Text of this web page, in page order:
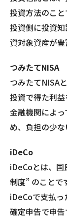
投資方法のこと
投資側に投資
資対象資産が豊
つみたてNISA
つみたてNISA
投資で得た利益
金融機関によ
め、負担の少な
iDeCo
iDeCoとは、国
制度” のことで
iDeCoで支払っ
確定申告で申告